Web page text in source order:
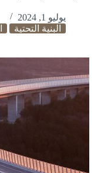
خدماتنا
من
المدونة
يوليو 1, 2024
البنية التحتية